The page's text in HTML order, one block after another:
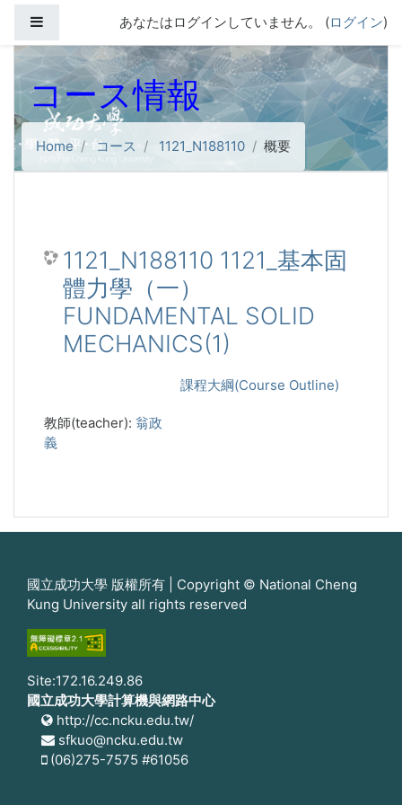
サイドパネルあなたはログインしていません。 (ログイン)
コース情報
Home コース 1121_N188110 概要
1121_N188110 1121_基本固
體力學（一）
FUNDAMENTAL SOLID
MECHANICS(1)
課程大綱(Course Outline)
教師(teacher): 翁政
義
國立成功大學 版權所有 | Copyright © National Cheng
Kung University all rights reserved
Site:172.16.249.86
國立成功大學計算機與網路中心
http://cc.ncku.edu.tw/
sfkuo@ncku.edu.tw
(06)275-7575 #61056